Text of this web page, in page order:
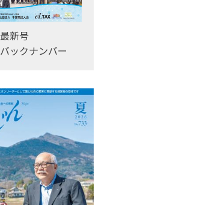
最新号
バックナンバー